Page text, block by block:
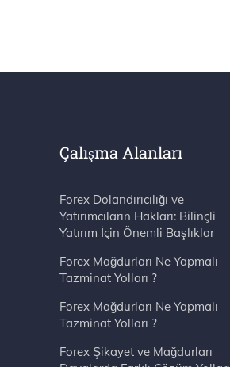
Çalışma Alanları
Forex Dolandırıcılığı ve
Yatırımcıların Hakları: Bilinçli
Yatırım İçin Önemli Başlıklar
Forex Mağdurları Ne Yapmalı
Tazminat Yolları ?
Forex Mağdurları Ne Yapmalı
Tazminat Yolları ?
Forex Şikayet ve Mağdurları